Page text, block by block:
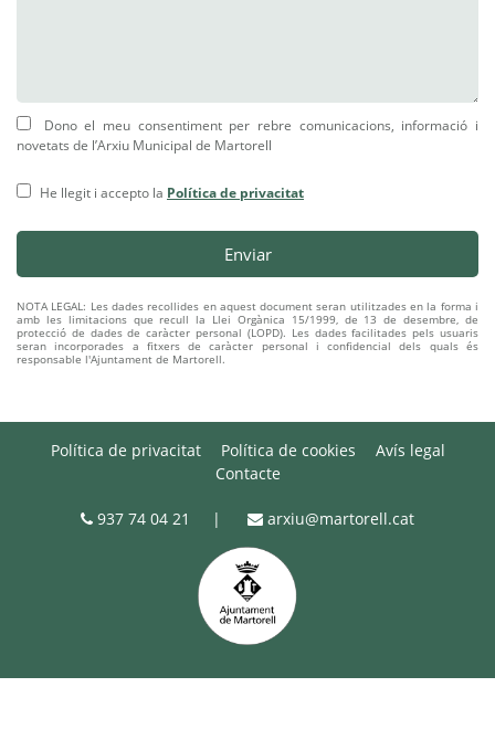
Dono el meu consentiment per rebre comunicacions, informació i
novetats de l’Arxiu Municipal de Martorell
He llegit i accepto la Política de privacitat
NOTA LEGAL: Les dades recollides en aquest document seran utilitzades en la forma i
amb les limitacions que recull la Llei Orgànica 15/1999, de 13 de desembre, de
protecció de dades de caràcter personal (LOPD). Les dades facilitades pels usuaris
seran incorporades a fitxers de caràcter personal i confidencial dels quals és
responsable l'Ajuntament de Martorell.
Política de privacitat Política de cookies
Avís legal
Contacte
937 74 04 21 | arxiu@martorell.cat